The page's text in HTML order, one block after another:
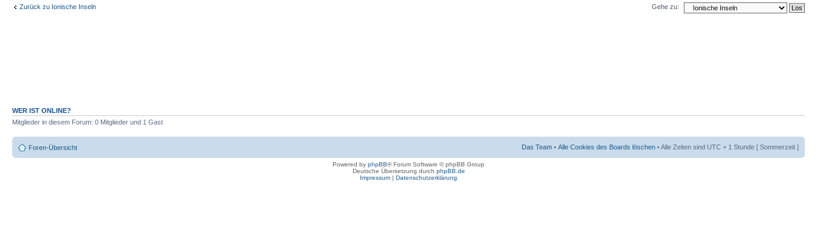
Zurück zu Ionische Inseln Gehe zu:
WER IST ONLINE?
Mitglieder in diesem Forum: 0 Mitglieder und 1 Gast
Foren-Übersicht Das Team • Alle Cookies des Boards löschen • Alle Zeiten sind UTC + 1 Stunde [ Sommerzeit ]
Powered by phpBB® Forum Software © phpBB Group
Deutsche Übersetzung durch phpBB.de
Impressum | Datenschutzerklärung